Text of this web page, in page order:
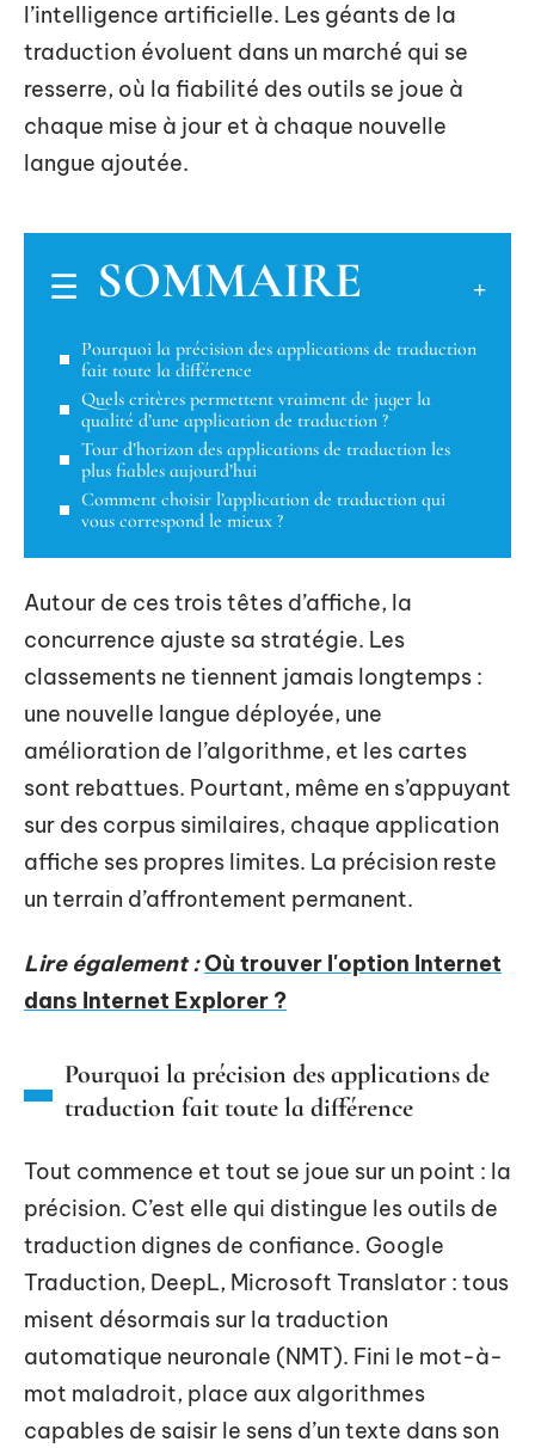
l’intelligence artificielle. Les géants de la
traduction évoluent dans un marché qui se
resserre, où la fiabilité des outils se joue à
chaque mise à jour et à chaque nouvelle
langue ajoutée.
SOMMAIRE
Pourquoi la précision des applications de traduction
fait toute la différence
Quels critères permettent vraiment de juger la
qualité d’une application de traduction ?
Tour d’horizon des applications de traduction les
plus fiables aujourd’hui
Comment choisir l’application de traduction qui
vous correspond le mieux ?
Autour de ces trois têtes d’affiche, la
concurrence ajuste sa stratégie. Les
classements ne tiennent jamais longtemps :
une nouvelle langue déployée, une
amélioration de l’algorithme, et les cartes
sont rebattues. Pourtant, même en s’appuyant
sur des corpus similaires, chaque application
affiche ses propres limites. La précision reste
un terrain d’affrontement permanent.
Lire également :Où trouver l'option Internet
dans Internet Explorer ?
Pourquoi la précision des applications de
traduction fait toute la différence
Tout commence et tout se joue sur un point : la
précision. C’est elle qui distingue les outils de
traduction dignes de confiance. Google
Traduction, DeepL, Microsoft Translator : tous
misent désormais sur la traduction
automatique neuronale (NMT). Fini le mot-à-
mot maladroit, place aux algorithmes
capables de saisir le sens d’un texte dans son